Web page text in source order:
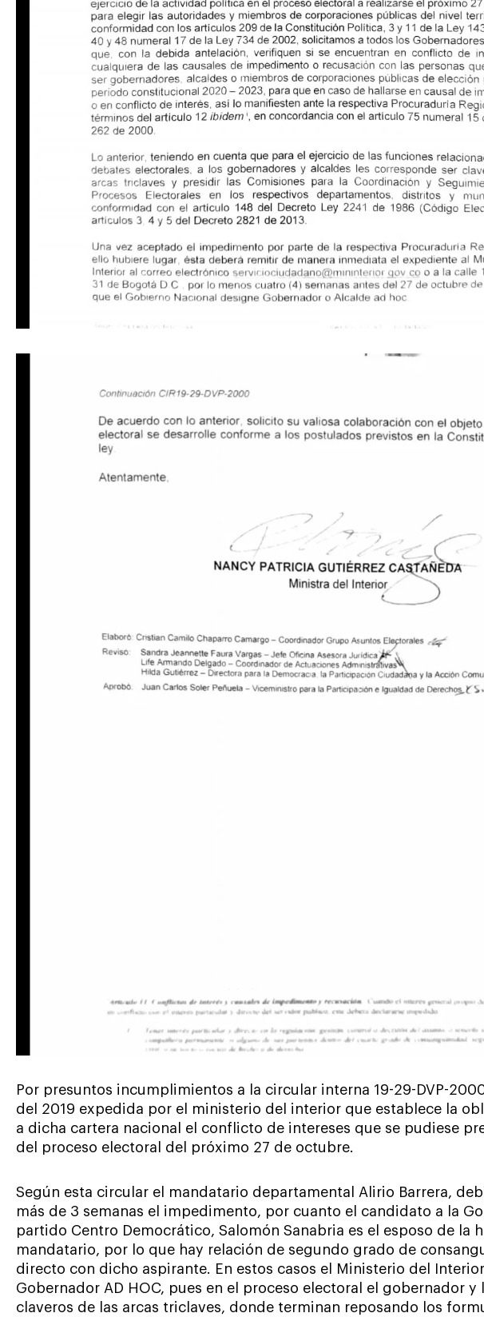
Por presuntos incumplimientos a la circular interna 19-29-DVP-
del 2019 expedida por el ministerio del interior que establece la
a dicha cartera nacional el conflicto de intereses que se pudiese
del proceso electoral del próximo 27 de octubre.
Según esta circular el mandatario departamental Alirio Barrera,
más de 3 semanas el impedimento, por cuanto el candidato a la
partido Centro Democrático, Salomón Sanabria es el esposo de la
mandatario, por lo que hay relación de segundo grado de
directo con dicho aspirante. En estos casos el Ministerio del
Gobernador AD HOC, pues en el proceso electoral el gobernador y
claveros de las arcas triclaves, donde terminan reposando los